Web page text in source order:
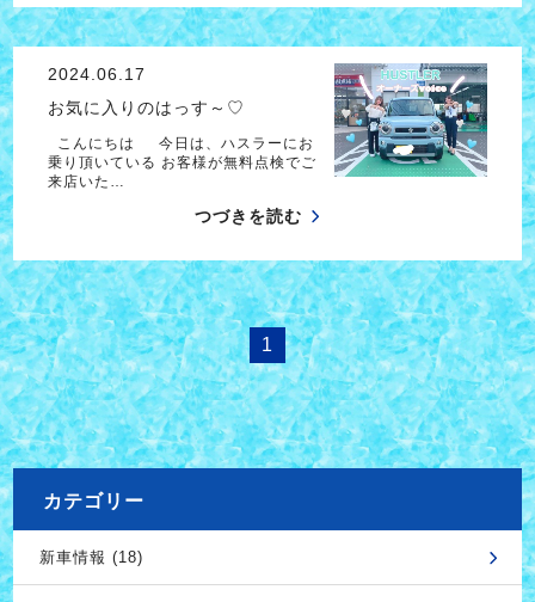
2024.06.17
お気に入りのはっす～♡
こんにちは 今日は、ハスラーにお
乗り頂いている お客様が無料点検でご
来店いた…
つづきを読む
1
カテゴリー
新車情報 (18)